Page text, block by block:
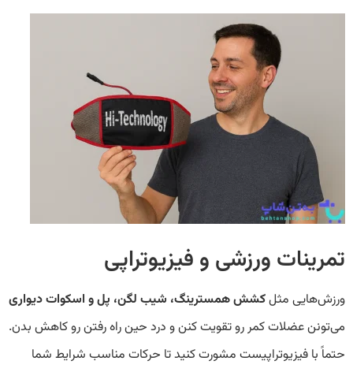
تمرینات ورزشی و فیزیوتراپی
ورزش‌هایی مثلکشش همسترینگ، شیب لگن، پل و اسکوات دیواری
می‌تونن عضلات کمر رو تقویت کنن و درد حین راه رفتن رو کاهش بدن.
حتماً با فیزیوتراپیست مشورت کنید تا حرکات مناسب شرایط شما